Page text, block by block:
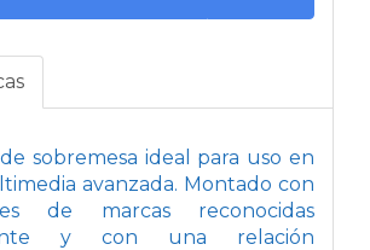
sobremesa ideal para uso en
avanzada. Montado con
de marcas reconocidas
y con una relación